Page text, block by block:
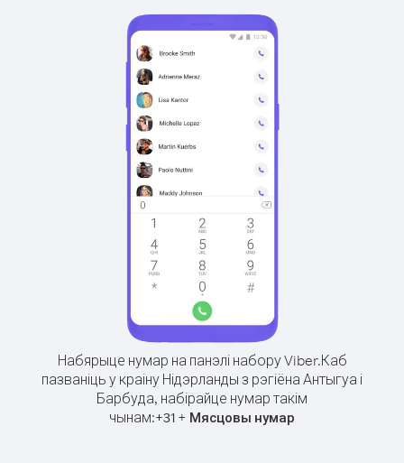
Набярыце нумар на панэлі набору Viber.Каб
пазваніць у краіну Нідэрланды з рэгіёна Антыгуа і
Барбуда, набірайце нумар такім
чынам:+31 + Мясцовы нумар